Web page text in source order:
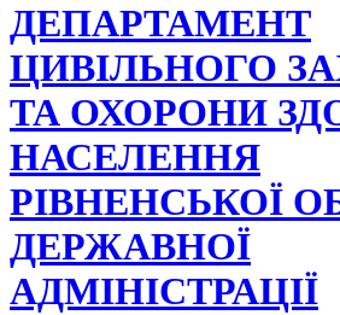
ДЕПАРТАМЕНТ
ЦИВІЛЬНОГО
ТА ОХОРОНИ
НАСЕЛЕННЯ
РІВНЕНСЬКОЇ
ДЕРЖАВНОЇ
АДМІНІСТРАЦІЇ